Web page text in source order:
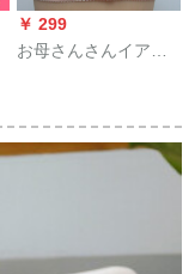
￥ 299
お母さんさんイアン
ワーヤの前に中高年
のビレッグを差押し
サズです。スポーツ